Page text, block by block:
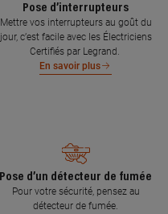
Pose d’interrupteurs
Mettre vos interrupteurs au goût du
jour, c’est facile avec les Électriciens
Certifiés par Legrand.
En savoir plus
Pose d’un détecteur de fumée
Pour votre sécurité, pensez au
détecteur de fumée.